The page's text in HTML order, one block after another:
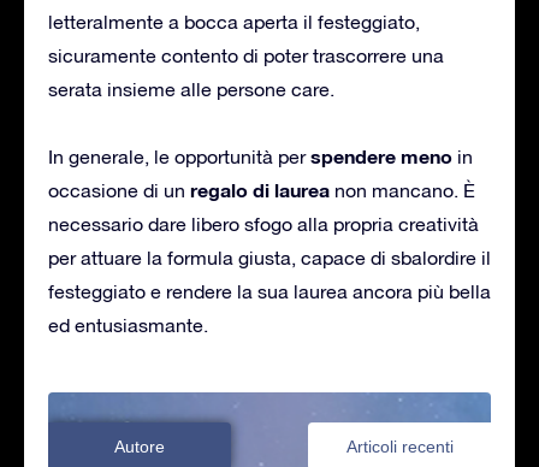
letteralmente a bocca aperta il festeggiato,
sicuramente contento di poter trascorrere una
serata insieme alle persone care.
In generale, le opportunità perspendere meno in
occasione di un regalo di laurea non mancano. È
necessario dare libero sfogo alla propria creatività
per attuare la formula giusta, capace di sbalordire il
festeggiato e rendere la sua laurea ancora più bella
ed entusiasmante.
Autore Articoli recenti